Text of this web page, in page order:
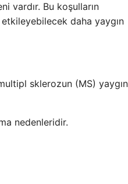
vardır. Bu koşulların
daha yaygın
sklerozun (MS) yaygın
nedenleridir.